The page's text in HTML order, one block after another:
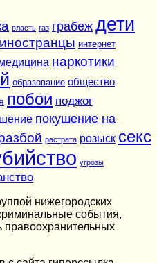
власть газ грабеж дети
иностранцы интернет
наркотики
образование общество
побои поджог
покушение на
растрата розыск секс
угрозы
нижегородских
события,
правоохранительных